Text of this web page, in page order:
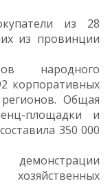
из 28
из провинции
народного
корпоративных
Общая
площадки и
350 000